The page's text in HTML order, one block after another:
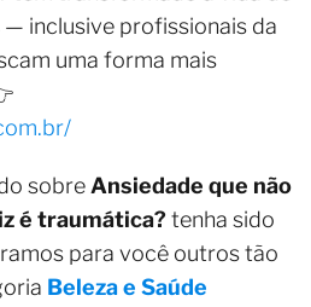
— inclusive profissionais da
uma forma mais
sobre Ansiedade que não
é traumática?tenha sido
para você outros tão
Beleza e Saúde